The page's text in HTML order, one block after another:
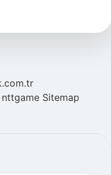
nttgame Sitemap